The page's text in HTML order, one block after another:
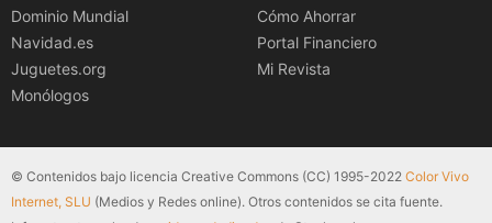
Dominio Mundial
Navidad.es
Juguetes.org
Monólogos
Cómo Ahorrar
Portal Financiero
Mi Revista
© Contenidos bajo licencia Creative Commons (CC) 1995-2022 Color Vivo
Internet, SLU (Medios y Redes online). Otros contenidos se cita fuente.